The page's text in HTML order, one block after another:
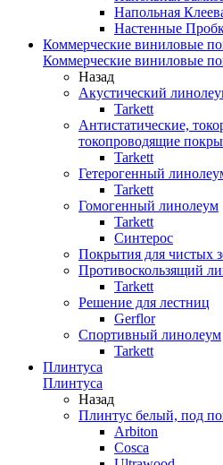
Напольная
Настенные
Коммерческие виниловые
Коммерческие виниловые
Назад
Акустический
Tarkett
Антистатические,
токопроводящие
Tarkett
Гетерогенный
Tarkett
Гомогенный линолеум
Tarkett
Синтерос
Покрытия для чистых
Противоскользящий
Tarkett
Решение для лестниц
Gerflor
Спортивный линолеум
Tarkett
Плинтуса
Плинтуса
Назад
Плинтус белый, под
Arbiton
Cosca